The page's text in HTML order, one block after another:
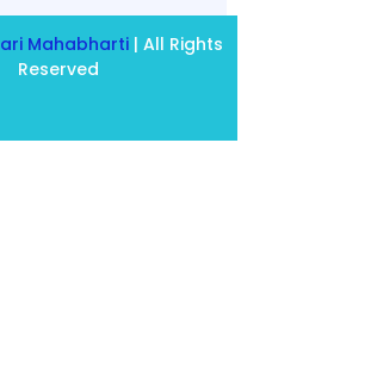
Mahabharti| All Rights
Reserved